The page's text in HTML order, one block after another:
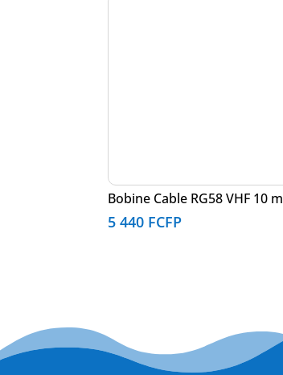
Bobine Cable RG58 VHF 10 m
5 440 FCFP